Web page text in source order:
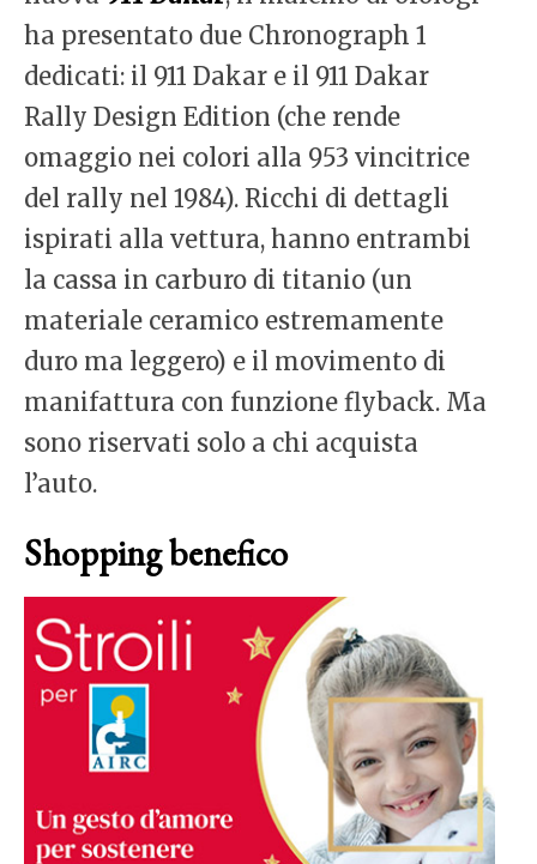
ha presentato due Chronograph 1
dedicati: il 911 Dakar e il 911 Dakar
Rally Design Edition (che rende
omaggio nei colori alla 953 vincitrice
del rally nel 1984). Ricchi di dettagli
ispirati alla vettura, hanno entrambi
la cassa in carburo di titanio (un
materiale ceramico estremamente
duro ma leggero) e il movimento di
manifattura con funzione flyback. Ma
sono riservati solo a chi acquista
l’auto.
Shopping benefico